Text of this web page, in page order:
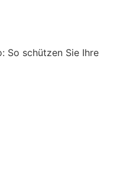
So schützen Sie Ihre